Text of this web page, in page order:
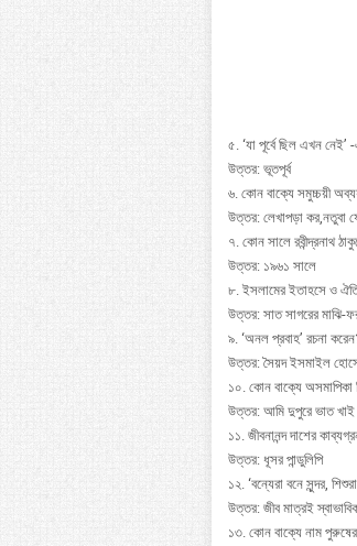
৫. ‘যা পূর্বে ছিল এখন নেই’
উত্তর: ভূতপূর্ব
৬. কোন বাক্যে সমুচ্চয়ী
উত্তর: লেখাপড়া কর,নতুবা
৭. কোন সালে রবীন্দ্রনাথ
উত্তর: ১৯৬১ সালে
৮. ইসলামের ইতাহসে ও
উত্তর: সাত সাগরের
৯. ‘অনল প্রবাহ’ রচনা
উত্তর: সৈয়দ ইসমাইল
১০. কোন বাক্যে অসমাপিকা
উত্তর: আমি দুপুরে ভাত খাই
১১. জীবনানন্দ দাশের
উত্তর: ধূসর পান্ডুলিপি
১২. ‘বন্যেরা বনে সুন্দর,
উত্তর: জীব মাত্রই
১৩. কোন বাক্যে নাম